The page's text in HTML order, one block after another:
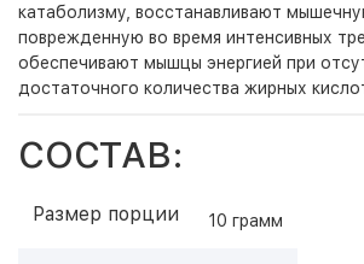
катаболизму, восстанавливают
поврежденную во время интенсивных
обеспечивают мышцы энергией при
достаточного количества жирных
СОСТАВ:
Размер порции 10 грамм